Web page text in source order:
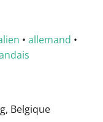
• allemand •
Belgique